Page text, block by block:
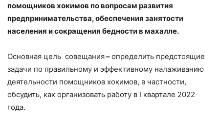
помощников хокимов по вопросам развития
предпринимательства, обеспечения занятости
населения и сокращения бедности в махалле.
Основная цель совещания–определить предстоящие
задачи по правильному и эффективному налаживанию
деятельности помощников хокимов, в частности,
обсудить, как организовать работу в I квартале 2022
года.